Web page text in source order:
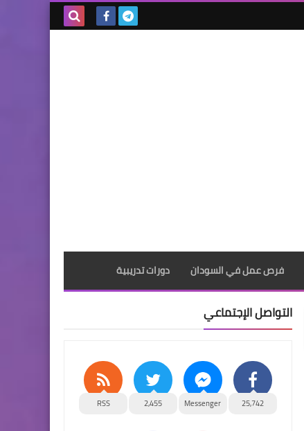
فرص عمل في السودان دورات تدريبية
التواصل الإجتماعي
25,742
Messenger
2,455
RSS